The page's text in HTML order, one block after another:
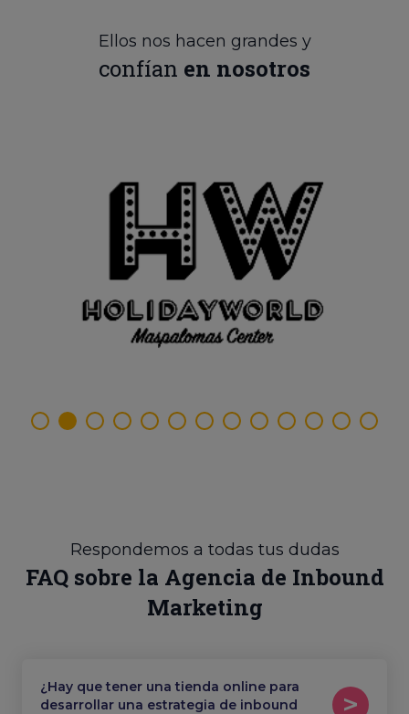
Ellos nos hacen grandes y
confían en nosotros
Respondemos a todas tus dudas
FAQ sobre la Agencia de Inbound
Marketing
¿Hay que tener una tienda online para
desarrollar una estrategia de inbound